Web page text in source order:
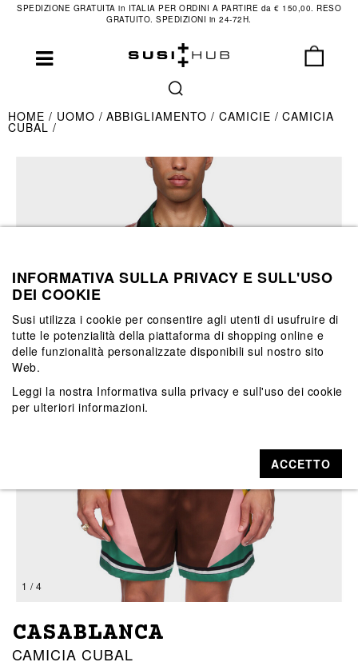
SPEDIZIONE GRATUITA in ITALIA PER ORDINI A PARTIRE da € 150,00. RESO
GRATUITO. SPEDIZIONI in 24-72H.
HOME UOMO ABBIGLIAMENTO CAMICIE CAMICIA
CUBAL
1 / 4
CASABLANCA
CAMICIA CUBAL
INFORMATIVA SULLA PRIVACY E SULL'USO
DEI COOKIE
Susi utilizza i cookie per consentire agli utenti di usufruire di
tutte le potenzialità della piattaforma di shopping online e
delle funzionalità personalizzate disponibili sul nostro sito
Web.
Leggi la nostra Informativa sulla privacy e sull'uso dei cookie
per ulteriori informazioni.
ACCETTO